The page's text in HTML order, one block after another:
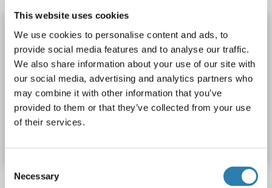
This website uses cookies
We use cookies to personalise content and ads, to
provide social media features and to analyse our traffic.
We also share information about your use of our site with
our social media, advertising and analytics partners who
may combine it with other information that you’ve
provided to them or that they’ve collected from your use
of their services.
Selection
Necessary
HSD3B1 Reaktivität: Ratte
Colorimetric
Sandwich ELISA
78-5000 pg/mL
Plasma, Serum, Tissue Homogenate
Produktnummer ABIN5594145